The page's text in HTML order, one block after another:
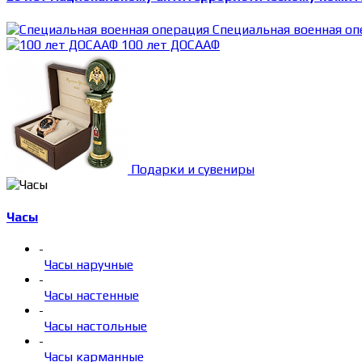
Специальная военная
100 лет ДОСААФ
Подарки и сувениры
Часы
-
Часы наручные
-
Часы настенные
-
Часы настольные
-
Часы карманные